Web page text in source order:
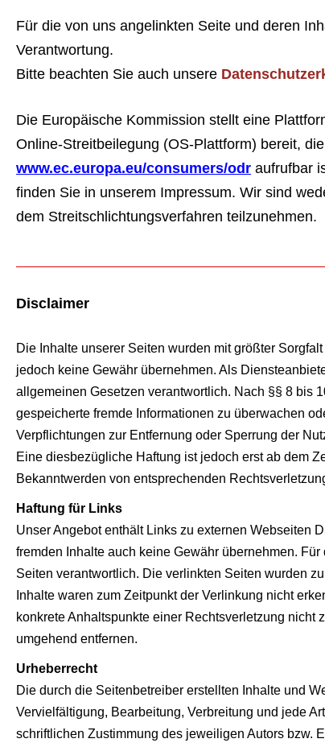
Für die von uns angelinkten Seite und deren
Verantwortung.
Bitte beachten Sie auch unsere
Die Europäische Kommission stellt eine
Online-Streitbeilegung (OS-Plattform) bereit,
www.ec.europa.eu/consumers/odr aufrufbar
finden Sie in unserem Impressum. Wir sind
dem Streitschlichtungsverfahren teilzunehmen.
Disclaimer
Die Inhalte unserer Seiten wurden mit größter
jedoch keine Gewähr übernehmen. Als
allgemeinen Gesetzen verantwortlich. Nach §§ 8 bis
gespeicherte fremde Informationen zu überwachen
Verpflichtungen zur Entfernung oder Sperrung der
Eine diesbezügliche Haftung ist jedoch erst ab dem
Bekanntwerden von entsprechenden
Haftung für Links
Unser Angebot enthält Links zu externen Webseiten
fremden Inhalte auch keine Gewähr übernehmen.
Seiten verantwortlich. Die verlinkten Seiten wurden
Inhalte waren zum Zeitpunkt der Verlinkung nicht
konkrete Anhaltspunkte einer Rechtsverletzung
umgehend entfernen.
Urheberrecht
Die durch die Seitenbetreiber erstellten Inhalte und
Vervielfältigung, Bearbeitung, Verbreitung und jede
schriftlichen Zustimmung des jeweiligen Autors bzw.